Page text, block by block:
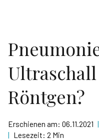
Röntgen?
Erschienen am: 06.11.2021 |
| Lesezeit: 2 Min